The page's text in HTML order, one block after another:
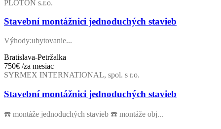
PLOTON s.r.o.
Stavební montážnici jednoduchých stavieb
Výhody:ubytovanie...
Bratislava-Petržalka
750€ /za mesiac
SYRMEX INTERNATIONAL, spol. s r.o.
Stavební montážnici jednoduchých stavieb
☎️ montáže jednoduchých stavieb ☎️ montáže obj...